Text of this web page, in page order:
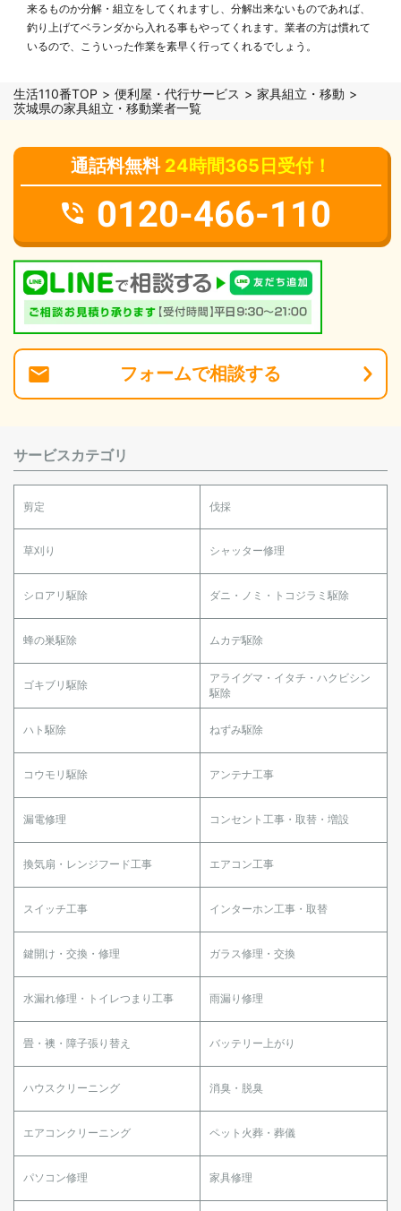
来るものか分解・組立をしてくれますし、分解出来ないものであれば、
釣り上げてベランダから入れる事もやってくれます。業者の方は慣れて
いるので、こういった作業を素早く行ってくれるでしょう。
生活110番TOP 便利屋・代行サービス
家具組立・移動
茨城県の家具組立・移動業者一覧
通話料無料 24時間365日受付！
0120-466-110
フォームで相談する
サービスカテゴリ
剪定 伐採
草刈り シャッター修理
シロアリ駆除 ダニ・ノミ・トコジラミ駆除
蜂の巣駆除 ムカデ駆除
ゴキブリ駆除
アライグマ・イタチ・ハクビシン
駆除
ハト駆除 ねずみ駆除
コウモリ駆除 アンテナ工事
漏電修理 コンセント工事・取替・増設
換気扇・レンジフード工事 エアコン工事
スイッチ工事 インターホン工事・取替
鍵開け・交換・修理 ガラス修理・交換
水漏れ修理・トイレつまり工事 雨漏り修理
畳・襖・障子張り替え バッテリー上がり
ハウスクリーニング 消臭・脱臭
エアコンクリーニング ペット火葬・葬儀
パソコン修理 家具修理